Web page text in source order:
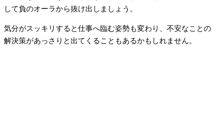
して負のオーラから抜け出しましょう。
気分がスッキリすると仕事へ臨む姿勢も変わり、不安なことの
解決策があっさりと出てくることもあるかもしれません。